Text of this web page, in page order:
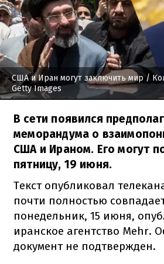
США и Иран могут заключить мир/
Getty Images
В сети появился
меморандума о
США и Ираном. Его могут
пятницу, 19 июня.
Текст опубликовал
почти полностью
понедельник, 15 июня,
иранское агентство Mehr.
документ не подтвержден.